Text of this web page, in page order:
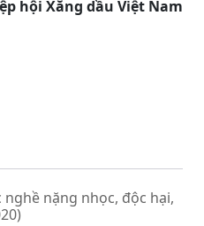
hội Xăng dầu Việt Nam
nặng nhọc, độc hại,